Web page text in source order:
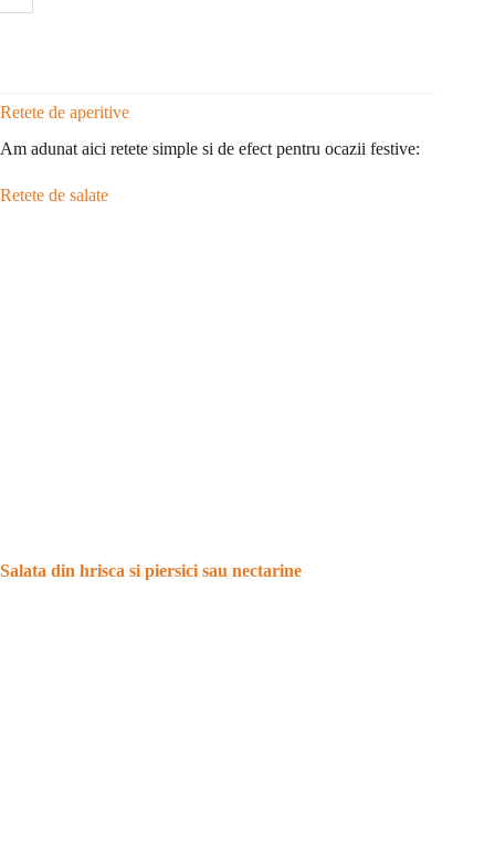
Retete de aperitive
Am adunat aici retete simple si de efect pentru ocazii festive:
Retete de salate
Salata din hrisca si piersici sau nectarine